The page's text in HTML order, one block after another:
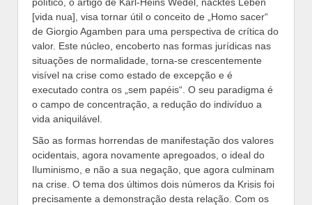
[vida nua], visa tornar útil o conceito de „Homo sacer“
de Giorgio Agamben para uma perspectiva de crítica do
valor. Este núcleo, encoberto nas formas jurídicas nas
situações de normalidade, torna-se crescentemente
visível na crise como estado de excepção e é
executado contra os „sem papéis“. O seu paradigma é
o campo de concentração, a redução do indivíduo a
vida aniquilável.
São as formas horrendas de manifestação dos valores
ocidentais, agora novamente apregoados, o ideal do
Iluminismo, e não a sua negação, que agora culminam
na crise. O tema dos últimos dois números da Krisis foi
precisamente a demonstração desta relação. Com os